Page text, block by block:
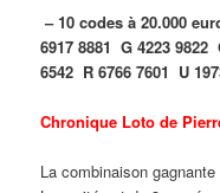
– 10 codes à 20.000
6917 8881G 4223 9822
6542 R 6766 7601 U
Chronique Loto de
La combinaison